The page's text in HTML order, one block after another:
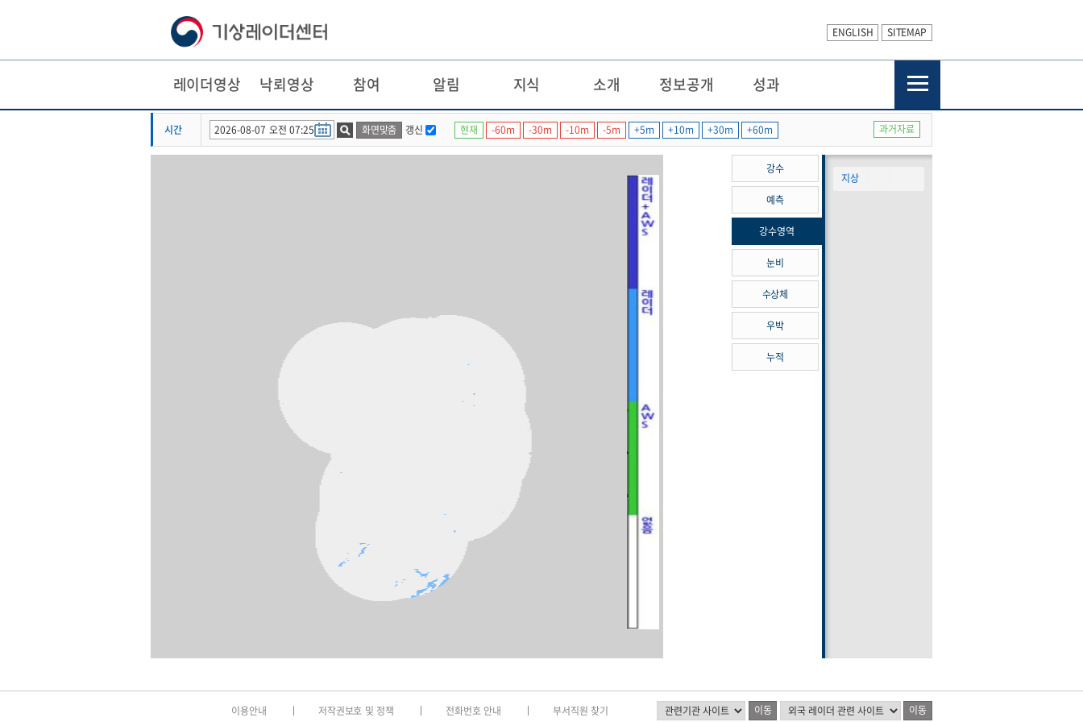
본
주
ENGLISH SITEMAP
레이더영상 낙뢰영상 참여 알림 지식 소개 정보공개 성과
시간 화면맞춤 갱신 현재 -60m -30m -10m -5m +5m +10m +30m +60m 과거자료
강수
예측
강수영역
눈비
수상체
우박
누적
지상
이용안내 저작권보호 및 정책 전화번호 안내 부서직원 찾기 이동 이동